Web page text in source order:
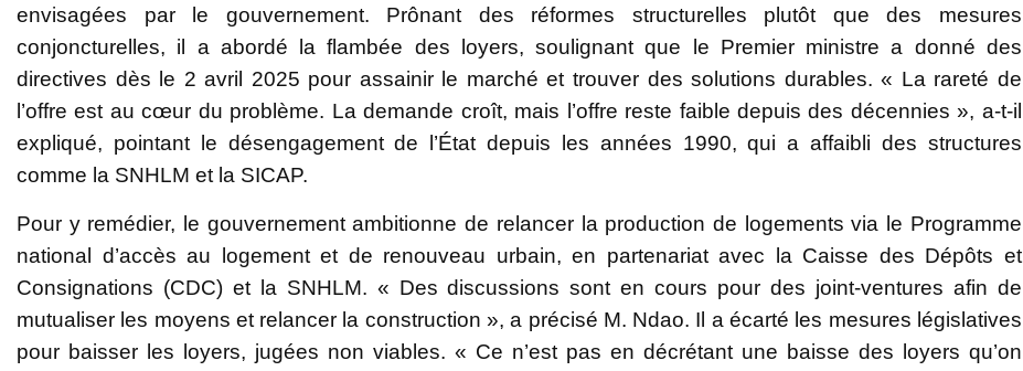
envisagées par le gouvernement. Prônant des réformes structurelles plutôt que des mesures
conjoncturelles, il a abordé la flambée des loyers, soulignant que le Premier ministre a donné des
directives dès le 2 avril 2025 pour assainir le marché et trouver des solutions durables. « La rareté de
l’offre est au cœur du problème. La demande croît, mais l’offre reste faible depuis des décennies », a-t-il
expliqué, pointant le désengagement de l’État depuis les années 1990, qui a affaibli des structures
comme la SNHLM et la SICAP.
Pour y remédier, le gouvernement ambitionne de relancer la production de logements via le Programme
national d’accès au logement et de renouveau urbain, en partenariat avec la Caisse des Dépôts et
Consignations (CDC) et la SNHLM. « Des discussions sont en cours pour des joint-ventures afin de
mutualiser les moyens et relancer la construction », a précisé M. Ndao. Il a écarté les mesures législatives
pour baisser les loyers, jugées non viables. « Ce n’est pas en décrétant une baisse des loyers qu’on